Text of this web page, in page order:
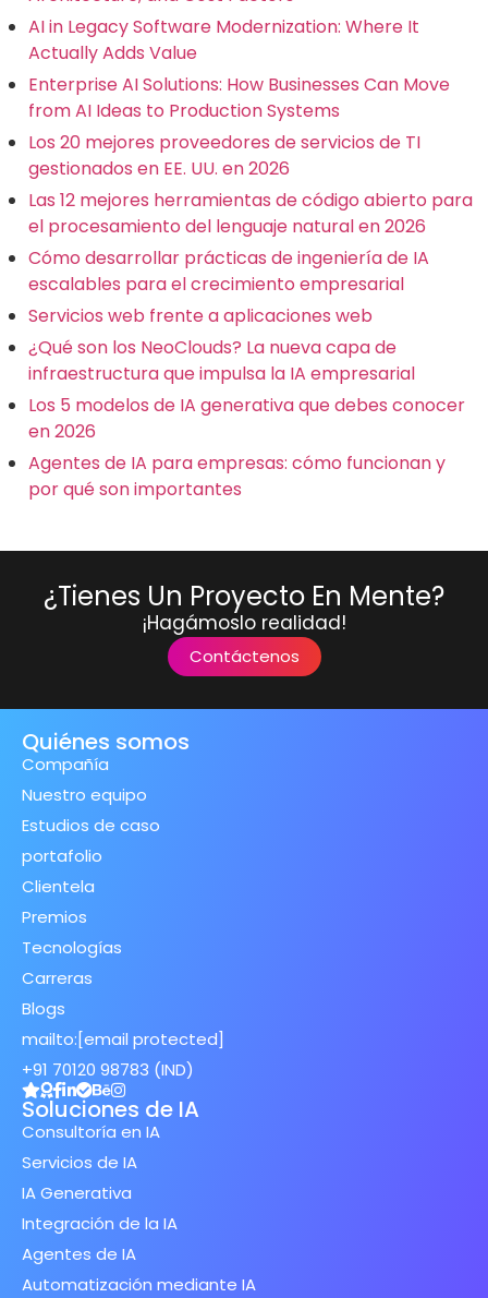
AI in Legacy Software Modernization: Where It
Actually Adds Value
Enterprise AI Solutions: How Businesses Can Move
from AI Ideas to Production Systems
Los 20 mejores proveedores de servicios de TI
gestionados en EE. UU. en 2026
Las 12 mejores herramientas de código abierto para
el procesamiento del lenguaje natural en 2026
Cómo desarrollar prácticas de ingeniería de IA
escalables para el crecimiento empresarial
Servicios web frente a aplicaciones web
¿Qué son los NeoClouds? La nueva capa de
infraestructura que impulsa la IA empresarial
Los 5 modelos de IA generativa que debes conocer
en 2026
Agentes de IA para empresas: cómo funcionan y
por qué son importantes
¿Tienes Un Proyecto En Mente?
¡Hagámoslo realidad!
Contáctenos
Quiénes somos
Compañía
Nuestro equipo
Estudios de caso
portafolio
Clientela
Premios
Tecnologías
Carreras
Blogs
mailto:[email protected]
+91 70120 98783 (IND)
Soluciones de IA
Consultoría en IA
Servicios de IA
IA Generativa
Integración de la IA
Agentes de IA
Automatización mediante IA